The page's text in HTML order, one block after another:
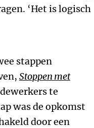
‘Het is logisch
stappen
Stoppen met
te
was de opkomst
door een